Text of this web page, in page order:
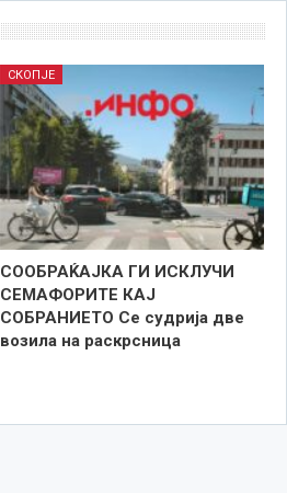
СКОПЈЕ
СООБРАЌАЈКА ГИ ИСКЛУЧИ
СЕМАФОРИТЕ КАЈ
СОБРАНИЕТО Се судрија две
возила на раскрсница